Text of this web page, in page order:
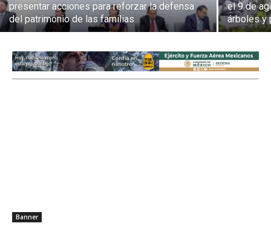
presentar acciones para reforzar la defensa
del patrimonio de las familias
el 9 de
árboles y
Banner